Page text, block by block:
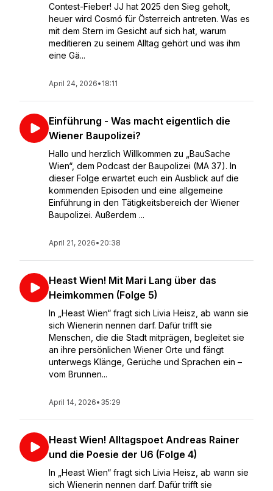
Contest-Fieber! JJ hat 2025 den Sieg geholt,
heuer wird Cosmó für Österreich antreten. Was es
mit dem Stern im Gesicht auf sich hat, warum
meditieren zu seinem Alltag gehört und was ihm
eine Gä...
April 24, 2026• 18:11
Einführung - Was macht eigentlich die
Wiener Baupolizei?
Hallo und herzlich Willkommen zu „BauSache
Wien“, dem Podcast der Baupolizei (MA 37). In
dieser Folge erwartet euch ein Ausblick auf die
kommenden Episoden und eine allgemeine
Einführung in den Tätigkeitsbereich der Wiener
Baupolizei. Außerdem ...
April 21, 2026• 20:38
Heast Wien! Mit Mari Lang über das
Heimkommen (Folge 5)
In „Heast Wien“ fragt sich Livia Heisz, ab wann sie
sich Wienerin nennen darf. Dafür trifft sie
Menschen, die die Stadt mitprägen, begleitet sie
an ihre persönlichen Wiener Orte und fängt
unterwegs Klänge, Gerüche und Sprachen ein –
vom Brunnen...
April 14, 2026• 35:29
Heast Wien! Alltagspoet Andreas Rainer
und die Poesie der U6 (Folge 4)
In „Heast Wien“ fragt sich Livia Heisz, ab wann sie
sich Wienerin nennen darf. Dafür trifft sie